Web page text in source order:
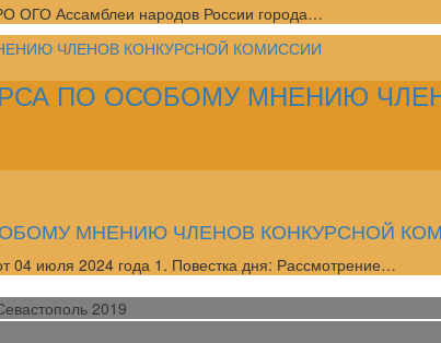
ОГО Ассамблеи народов России города…
ПО ОСОБОМУ МНЕНИЮ
МНЕНИЮ ЧЛЕНОВ КОНКУРСНОЙ
июля 2024 года 1. Повестка дня: Рассмотрение…
2019